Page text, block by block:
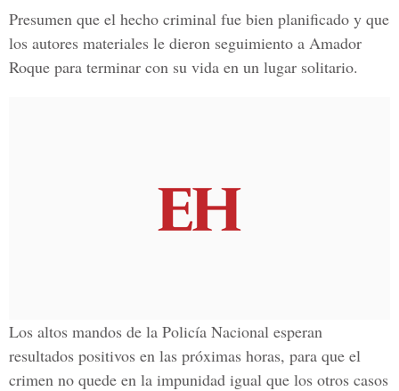
Presumen que el hecho criminal fue bien planificado y que
los autores materiales le dieron seguimiento a Amador
Roque para terminar con su vida en un lugar solitario.
Los altos mandos de la Policía Nacional esperan
resultados positivos en las próximas horas, para que el
crimen no quede en la impunidad igual que los otros casos